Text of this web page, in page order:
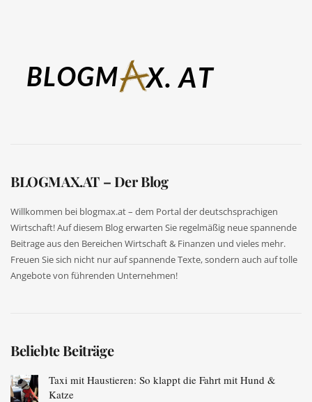
BLOGMAX.AT – Der Blog
Willkommen bei blogmax.at – dem Portal der deutschsprachigen
Wirtschaft! Auf diesem Blog erwarten Sie regelmäßig neue spannende
Beitrage aus den Bereichen Wirtschaft & Finanzen und vieles mehr.
Freuen Sie sich nicht nur auf spannende Texte, sondern auch auf tolle
Angebote von führenden Unternehmen!
Beliebte Beiträge
Taxi mit Haustieren: So klappt die Fahrt mit Hund &
Katze